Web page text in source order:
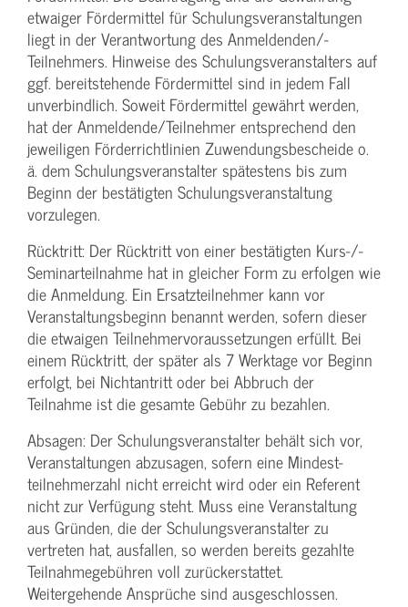
etwaiger Fördermittel für Schulungs­veranstaltungen
liegt in der Verantwortung des Anmeldenden/­
Teilnehmers. Hinweise des Schulungs­veranstalters auf
ggf. bereitstehende Fördermittel sind in jedem Fall
unverbindlich. Soweit Fördermittel gewährt werden,
hat der Anmeldende/­Teilnehmer entsprechend den
jeweiligen Förderrichtlinien Zuwendungs­bescheide o.
ä. dem Schulungs­veranstalter spätestens bis zum
Beginn der bestätigten Schulungs­veranstaltung
vorzulegen.
Rücktritt: Der Rücktritt von einer bestätigten Kurs-/­
Seminarteilnahme hat in gleicher Form zu erfolgen wie
die Anmeldung. Ein Ersatzteilnehmer kann vor
Veranstaltungs­beginn benannt werden, sofern dieser
die etwaigen Teilnehmer­voraussetzungen erfüllt. Bei
einem Rücktritt, der später als 7 Werktage vor Beginn
erfolgt, bei Nichtantritt oder bei Abbruch der
Teilnahme ist die gesamte Gebühr zu bezahlen.
Absagen: Der Schulungs­veranstalter behält sich vor,
Veranstaltungen abzusagen, sofern eine Mindest­
teilnehmerzahl nicht erreicht wird oder ein Referent
nicht zur Verfügung steht. Muss eine Veranstaltung
aus Gründen, die der Schulungs­veranstalter zu
vertreten hat, ausfallen, so werden bereits gezahlte
Teilnahme­gebühren voll zurückerstattet.
Weitergehende Ansprüche sind ausgeschlossen.